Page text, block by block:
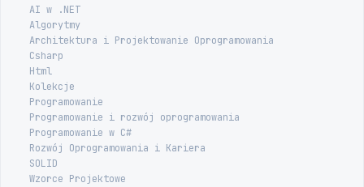
AI w .NET
Algorytmy
Architektura i Projektowanie Oprogramowania
Csharp
Html
Kolekcje
Programowanie
Programowanie i rozwój oprogramowania
Programowanie w C#
Rozwój Oprogramowania i Kariera
SOLID
Wzorce Projektowe